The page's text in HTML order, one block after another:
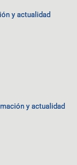
y actualidad
y actualidad